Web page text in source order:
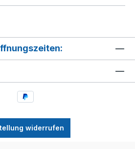
widerrufen